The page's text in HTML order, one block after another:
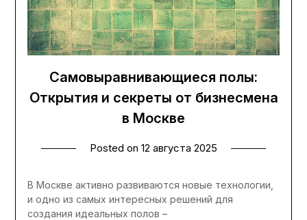
Самовыравнивающиеся полы:
Открытия и секреты от бизнесмена
в Москве
Posted on 12 августа 2025
В Москве активно развиваются новые технологии,
и одно из самых интересных решений для
создания идеальных полов –